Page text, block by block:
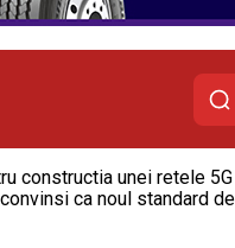
constructia unei retele
ca noul standard